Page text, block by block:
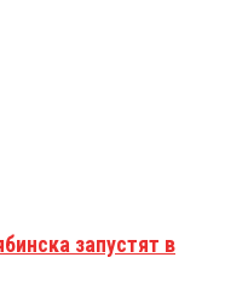
запустят в